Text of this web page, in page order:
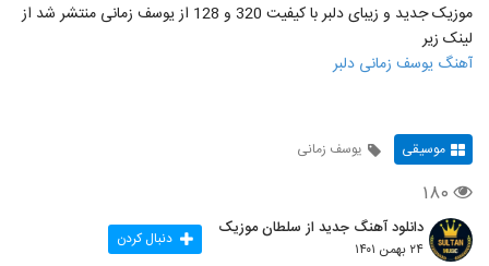
موزیک جدید و زیبای دلبر با کیفیت 320 و 128 از یوسف زمانی منتشر شد از
لینک زیر
آهنگ یوسف زمانی دلبر
موسیقی یوسف زمانی
۱۸۰
دانلود آهنگ جدید از سلطان موزیک
۲۴ بهمن ۱۴۰۱ دنبال کردن